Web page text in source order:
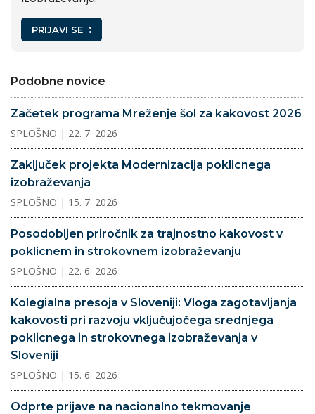
PRIJAVI SE
Podobne novice
Začetek programa Mreženje šol za kakovost 2026
SPLOŠNO | 22. 7. 2026
Zaključek projekta Modernizacija poklicnega
izobraževanja
SPLOŠNO | 15. 7. 2026
Posodobljen priročnik za trajnostno kakovost v
poklicnem in strokovnem izobraževanju
SPLOŠNO | 22. 6. 2026
Kolegialna presoja v Sloveniji: Vloga zagotavljanja
kakovosti pri razvoju vključujočega srednjega
poklicnega in strokovnega izobraževanja v
Sloveniji
SPLOŠNO | 15. 6. 2026
Odprte prijave na nacionalno tekmovanje